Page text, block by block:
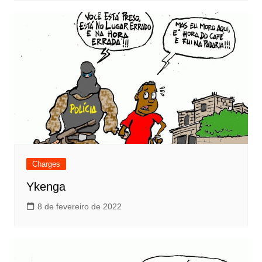
Charges
Ykenga
8 de fevereiro de 2022